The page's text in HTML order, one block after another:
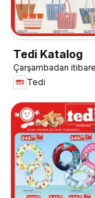
Tedi Katalog
Çarşambadan
Tedi